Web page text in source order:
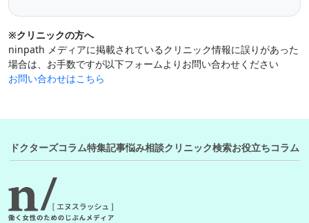
※クリニックの方へ
ninpath メディアに掲載されているクリニック情報に誤りがあった
場合は、お手数ですが以下フォームよりお問い合わせください
お問い合わせはこちら
ドクターズコラム特集記事悩み相談クリニック検索お役立ちコラム